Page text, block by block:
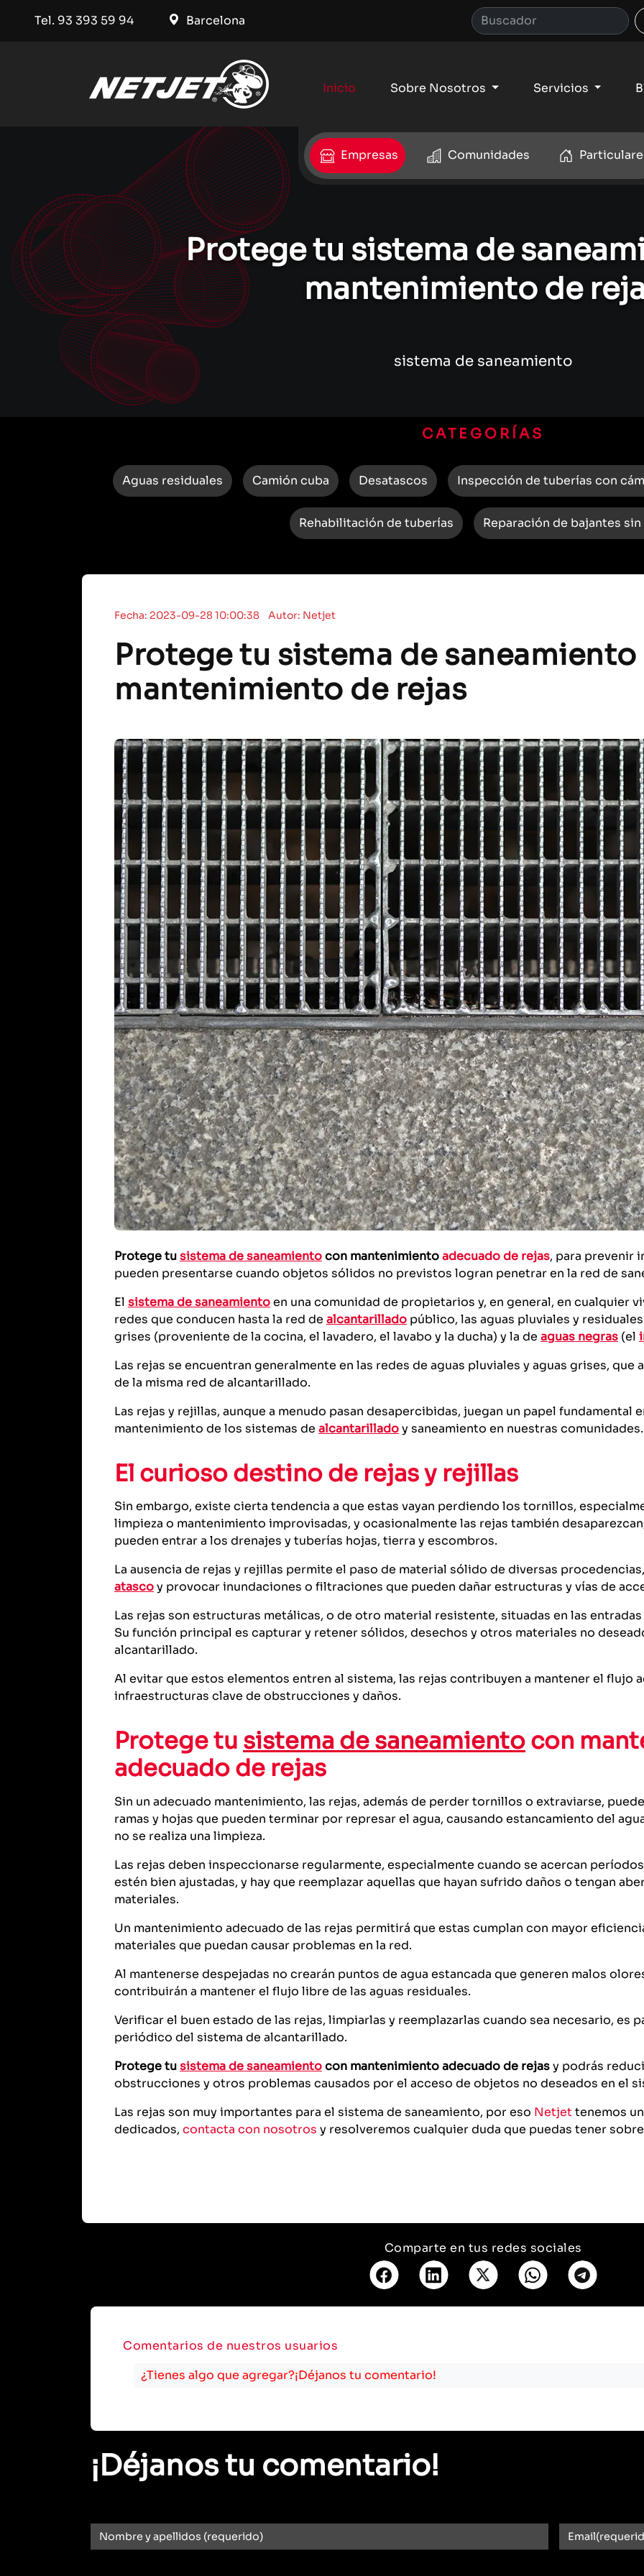
Tel. 93 393 59 94 Barcelona
Inicio Sobre Nosotros Servicios
Empresas Comunidades
Protege tu sistema de
mantenimiento de
sistema de saneamiento
CATEGORÍAS
Aguas residuales Camión cuba Desatascos Inspección de tuberías con
Rehabilitación de tuberías Reparación de bajantes
Fecha: 2023-09-28 10:00:38 Autor: Netjet
Protege tu sistema de
mantenimiento de rejas
Protege tusistema de saneamientocon mantenimientoadecuado de rejas, para prevenir
pueden presentarse cuando objetos sólidos no previstos logran penetrar en la red de
El sistema de saneamientoen una comunidad de propietarios y, en general, en cualquier
redes que conducen hasta la red de alcantarillado público, las aguas pluviales y
grises (proveniente de la cocina, el lavadero, el lavabo y la ducha) y la de aguas negras (el
Las rejas se encuentran generalmente en las redes de aguas pluviales y aguas grises,
de la misma red de alcantarillado.
Las rejas y rejillas, aunque a menudo pasan desapercibidas, juegan un papel
mantenimiento de los sistemas de alcantarilladoy saneamiento en nuestras comunidades.
El curioso destino de rejas y rejillas
Sin embargo, existe cierta tendencia a que estas vayan perdiendo los tornillos,
limpieza o mantenimiento improvisadas, y ocasionalmente las rejas también
pueden entrar a los drenajes y tuberías hojas, tierra y escombros.
La ausencia de rejas y rejillas permite el paso de material sólido de diversas
atascoy provocar inundaciones o filtraciones que pueden dañar estructuras y vías de
Las rejas son estructuras metálicas, o de otro material resistente, situadas en las
Su función principal es capturar y retener sólidos, desechos y otros materiales no
alcantarillado.
Al evitar que estos elementos entren al sistema, las rejas contribuyen a mantener el flujo
infraestructuras clave de obstrucciones y daños.
Protege tu sistema de saneamiento con
adecuado de rejas
Sin un adecuado mantenimiento, las rejas, además de perder tornillos o extraviarse,
ramas y hojas que pueden terminar por represar el agua, causando estancamiento del
no se realiza una limpieza.
Las rejas deben inspeccionarse regularmente, especialmente cuando se acercan
estén bien ajustadas, y hay que reemplazar aquellas que hayan sufrido daños o tengan
materiales.
Un mantenimiento adecuado de las rejas permitirá que estas cumplan con mayor
materiales que puedan causar problemas en la red.
Al mantenerse despejadas no crearán puntos de agua estancada que generen malos
contribuirán a mantener el flujo libre de las aguas residuales.
Verificar el buen estado de las rejas, limpiarlas y reemplazarlas cuando sea necesario, es
periódico del sistema de alcantarillado.
Protege tusistema de saneamientocon mantenimiento adecuado de rejasy podrás
obstrucciones y otros problemas causados por el acceso de objetos no deseados en el
Las rejas son muy importantes para el sistema de saneamiento, por eso Netjettenemos
dedicados, contacta con nosotros y resolveremos cualquier duda que puedas tener
Comparte en tus redes sociales
Comentarios de nuestros usuarios
¿Tienes algo que agregar?¡Déjanos tu comentario!
¡Déjanos tu comentario!